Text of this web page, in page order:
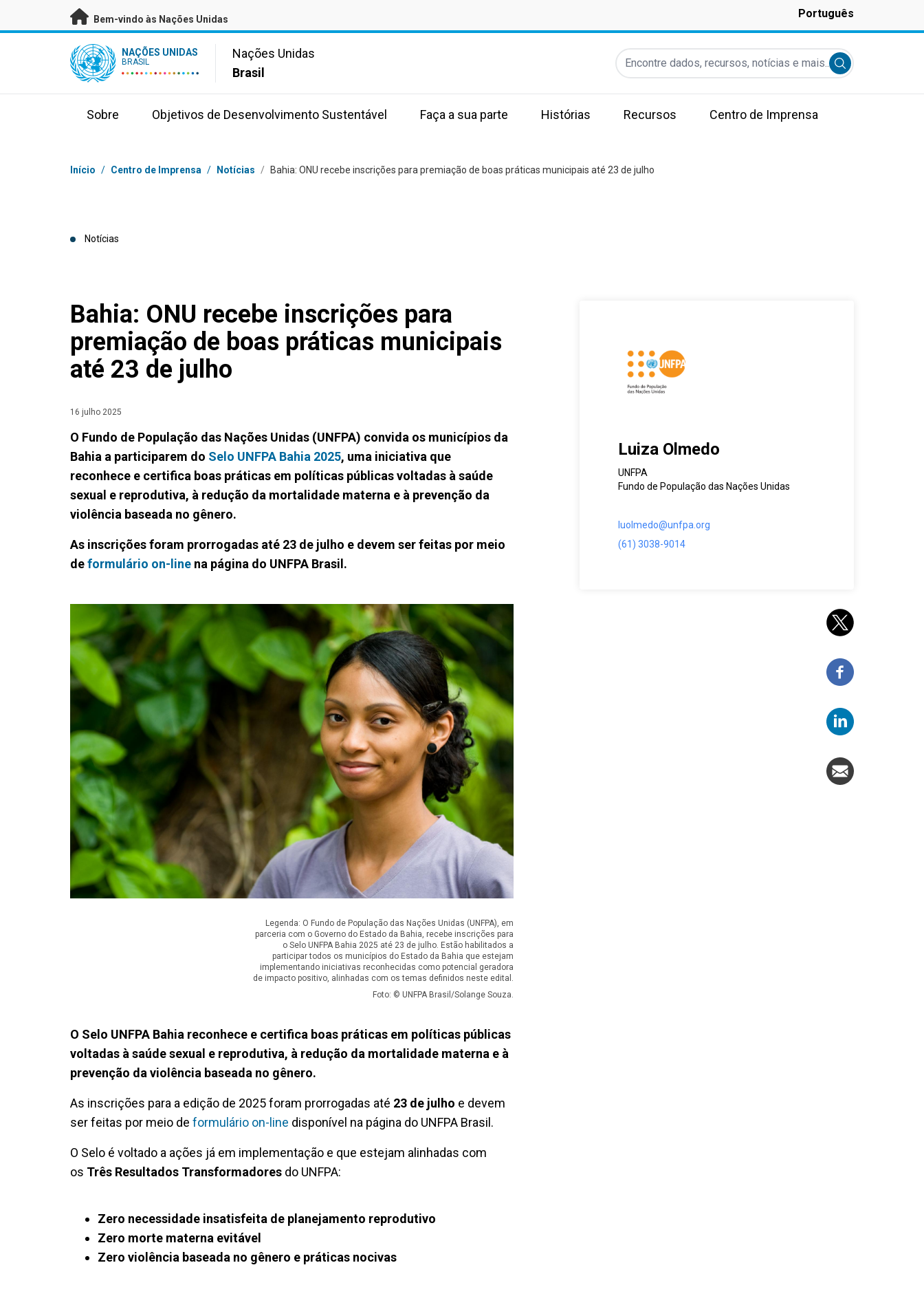
Saltar para conteúdo principal
Bem-vindo às Nações Unidas Português
UN Logo NAÇÕES UNIDAS
BRASIL
Nações Unidas
Brasil
Encontre dados, recursos, notícias e mais...
Submit search
Sobre Objetivos de Desenvolvimento Sustentável Faça a sua parte Histórias Recursos Centro de Imprensa
Navegação
Início / Centro de Imprensa / Notícias / Bahia: ONU recebe inscrições para premiação de boas práticas municipais até 23 de julho
Notícias
Bahia: ONU recebe inscrições para
premiação de boas práticas municipais
até 23 de julho
16 julho 2025
O Fundo de População das Nações Unidas (UNFPA) convida os municípios da
Bahia a participarem do Selo UNFPA Bahia 2025, uma iniciativa que
reconhece e certifica boas práticas em políticas públicas voltadas à saúde
sexual e reprodutiva, à redução da mortalidade materna e à prevenção da
violência baseada no gênero.
As inscrições foram prorrogadas até 23 de julho e devem ser feitas por meio
deformulário on-line na página do UNFPA Brasil.
Legenda: O Fundo de População das Nações Unidas (UNFPA), em
parceria com o Governo do Estado da Bahia, recebe inscrições para
o Selo UNFPA Bahia 2025 até 23 de julho. Estão habilitados a
participar todos os municípios do Estado da Bahia que estejam
implementando iniciativas reconhecidas como potencial geradora
de impacto positivo, alinhadas com os temas definidos neste edital.
Foto: © UNFPA Brasil/Solange Souza.
O Selo UNFPA Bahia reconhece e certifica boas práticas em políticas públicas
voltadas à saúde sexual e reprodutiva, à redução da mortalidade materna e à
prevenção da violência baseada no gênero.
As inscrições para a edição de 2025 foram prorrogadas até 23 de julho e devem
ser feitas por meio de formulário on-line disponível na página do UNFPA Brasil.
O Selo é voltado a ações já em implementação e que estejam alinhadas com
os Três Resultados Transformadores do UNFPA:
Zero necessidade insatisfeita de planejamento reprodutivo
Zero morte materna evitável
Zero violência baseada no gênero e práticas nocivas
Luiza Olmedo
UNFPA
Fundo de População das Nações Unidas
luolmedo@unfpa.org
(61) 3038-9014